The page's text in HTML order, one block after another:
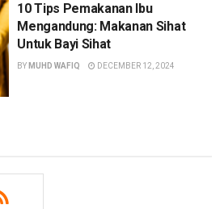
10 Tips Pemakanan Ibu
Mengandung: Makanan Sihat
Untuk Bayi Sihat
BY MUHD WAFIQ DECEMBER 12, 2024